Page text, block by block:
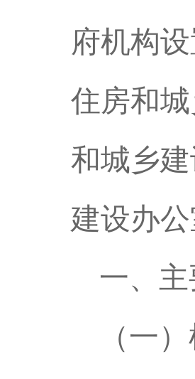
府机构
住房和
和城乡
建设办
一、
（一